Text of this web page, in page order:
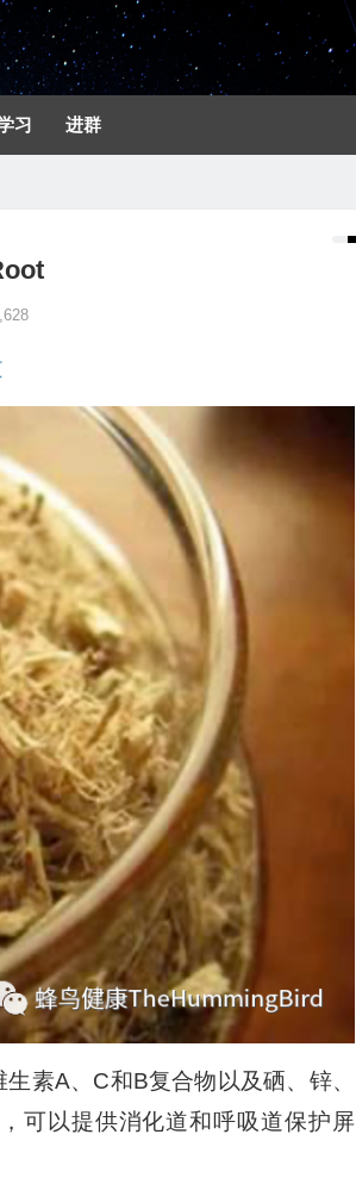
习 进群
素A、C和B复合物以及硒、锌、
可以提供消化道和呼吸道保护屏